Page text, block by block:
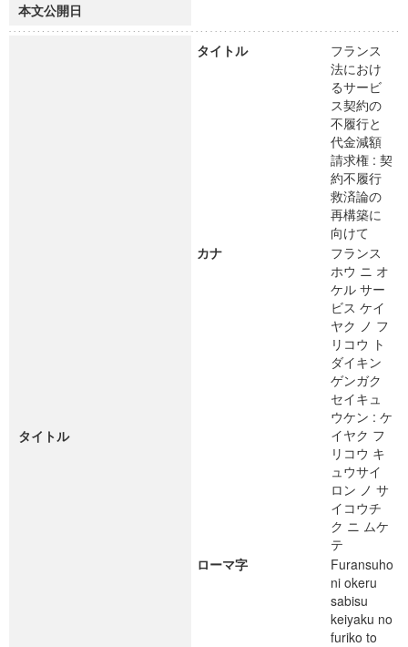
本文公開日
タイトル
タイトル
フランス
法におけ
るサービ
ス契約の
不履行と
代金減額
請求権 : 契
約不履行
救済論の
再構築に
向けて
カナ
フランス
ホウ ニ オ
ケル サー
ビス ケイ
ヤク ノ フ
リコウ ト
ダイキン
ゲンガク
セイキュ
ウケン : ケ
イヤク フ
リコウ キ
ュウサイ
ロン ノ サ
イコウチ
ク ニ ムケ
テ
ローマ字
Furansuho
ni okeru
sabisu
keiyaku no
furiko to